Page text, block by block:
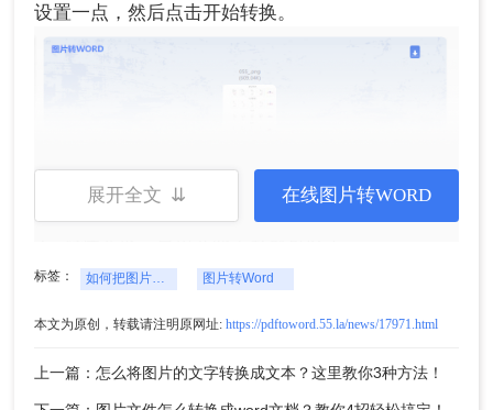
设置一点，然后点击开始转换。
方法二：使用OCR软件
OCR软件是转换图片文字为可编辑文本的首选工
具，它们通常具备高精度、多语言支持和批量处理
展开全文 ⇊ 在线图片转WORD
标签： 如何把图片转换成word文档 图片转Word
本文为原创，转载请注明原网址: https://pdftoword.55.la/news/17971.html
上一篇：怎么将图片的文字转换成文本？这里教你3种方法！